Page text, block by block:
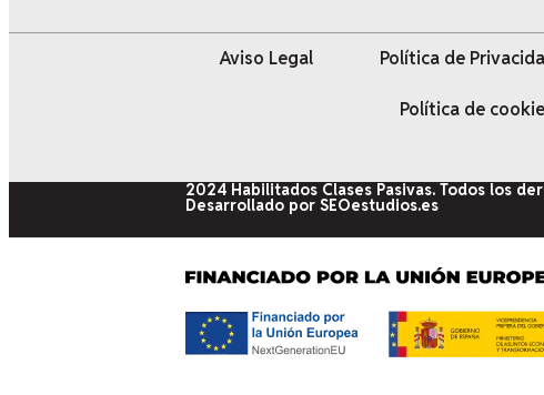
Aviso Legal Política de
Política de
2024 Habilitados Clases Pasivas. Todos los
Desarrollado por SEOestudios.es